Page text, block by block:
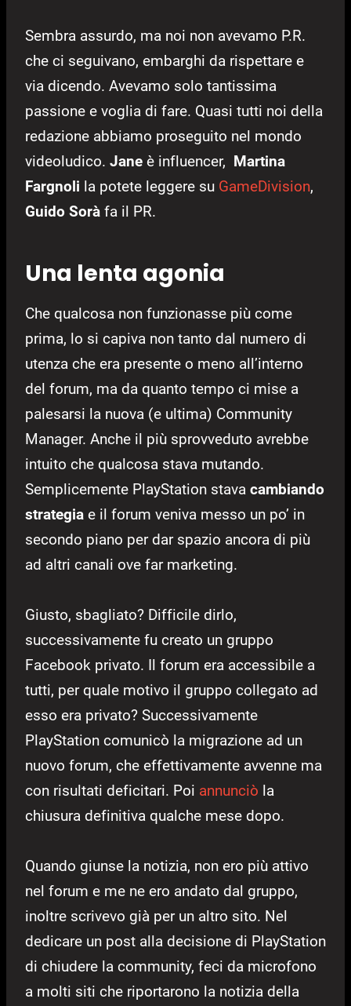
Sembra assurdo, ma noi non avevamo P.R.
che ci seguivano, embarghi da rispettare e
via dicendo. Avevamo solo tantissima
passione e voglia di fare. Quasi tutti noi della
redazione abbiamo proseguito nel mondo
videoludico. Jane è influencer, Martina
Fargnoli la potete leggere su GameDivision,
Guido Sorà fa il PR.
Una lenta agonia
Che qualcosa non funzionasse più come
prima, lo si capiva non tanto dal numero di
utenza che era presente o meno all’interno
del forum, ma da quanto tempo ci mise a
palesarsi la nuova (e ultima) Community
Manager. Anche il più sprovveduto avrebbe
intuito che qualcosa stava mutando.
Semplicemente PlayStation stava cambiando
strategia e il forum veniva messo un po’ in
secondo piano per dar spazio ancora di più
ad altri canali ove far marketing.
Giusto, sbagliato? Difficile dirlo,
successivamente fu creato un gruppo
Facebook privato. Il forum era accessibile a
tutti, per quale motivo il gruppo collegato ad
esso era privato? Successivamente
PlayStation comunicò la migrazione ad un
nuovo forum, che effettivamente avvenne ma
con risultati deficitari. Poi annunciò la
chiusura definitiva qualche mese dopo.
Quando giunse la notizia, non ero più attivo
nel forum e me ne ero andato dal gruppo,
inoltre scrivevo già per un altro sito. Nel
dedicare un post alla decisione di PlayStation
di chiudere la community, feci da microfono
a molti siti che riportarono la notizia della